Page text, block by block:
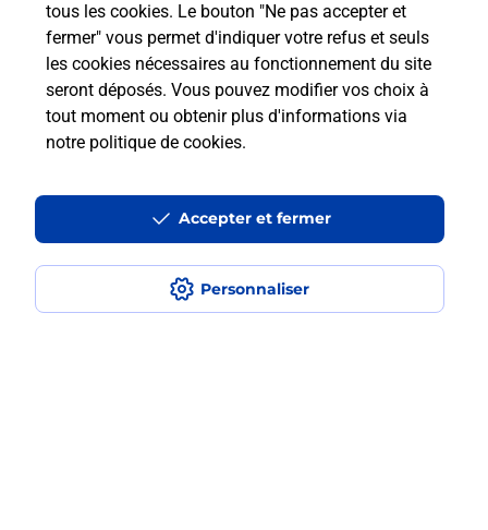
tous les cookies. Le bouton "Ne pas accepter et
fermer" vous permet d'indiquer votre refus et seuls
les cookies nécessaires au fonctionnement du site
seront déposés. Vous pouvez modifier vos choix à
tout moment ou obtenir plus d'informations via
notre politique de cookies.
Personnaliser
Accepter et fermer
Questions fréquemment posées
Comment retourner un colis acheté
en ligne depuis votre boîte aux lettres
Comment envoyer un colis ou faire un
retour chez un e-commerçant sans se
déplacer ?